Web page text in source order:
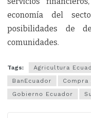
economía del
posibilidades de
comunidades.
Tags: Agricultura
BanEcuador
Compra
Gobierno Ecuador